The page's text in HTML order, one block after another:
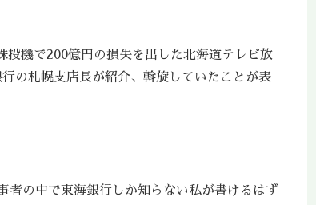
投機で200億円の損失を出した北海道テレビ放
の札幌支店長が紹介、斡旋していたことが表
者の中で東海銀行しか知らない私が書けるはず